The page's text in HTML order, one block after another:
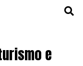
e